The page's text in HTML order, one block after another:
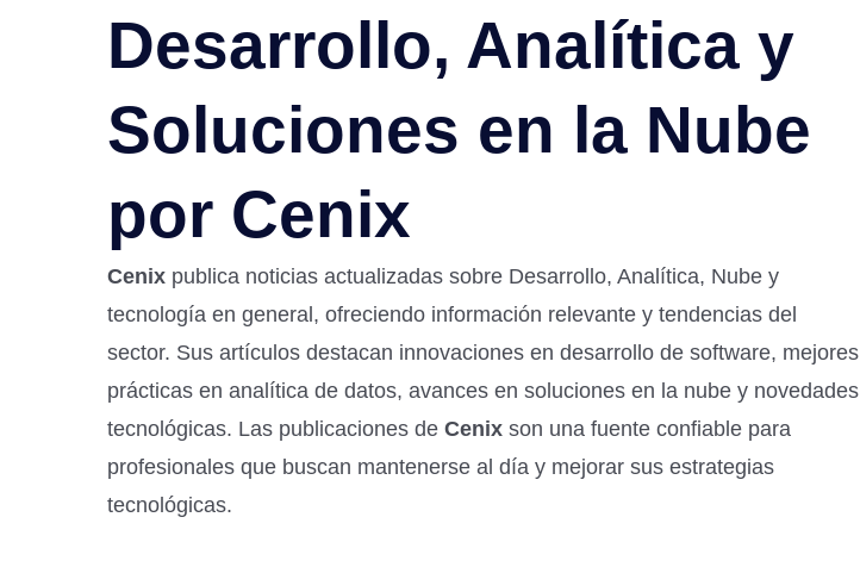
Desarrollo, Analítica y
Soluciones en la Nube
por Cenix
Cenix publica noticias actualizadas sobre Desarrollo, Analítica, Nube y
tecnología en general, ofreciendo información relevante y tendencias del
sector. Sus artículos destacan innovaciones en desarrollo de software, mejores
prácticas en analítica de datos, avances en soluciones en la nube y novedades
tecnológicas. Las publicaciones de Cenix son una fuente confiable para
profesionales que buscan mantenerse al día y mejorar sus estrategias
tecnológicas.